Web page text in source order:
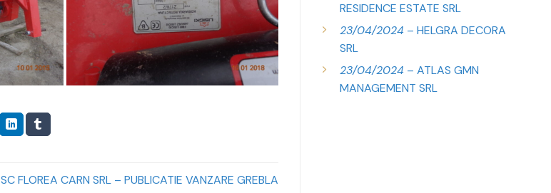
SC FLOREA CARN SRL – PUBLICATIE VANZARE GREBLA
RESIDENCE ESTATE SRL
23/04/2024 – HELGRA DECORA
SRL
23/04/2024 – ATLAS GMN
MANAGEMENT SRL